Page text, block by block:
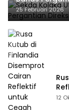
25 Februari 2026
12